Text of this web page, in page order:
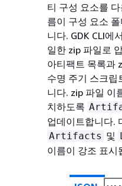
티 구성 요소를
름이 구성 요소
니다. GDK CLI에
일한 zip 파일로
아티팩트 목록과
수명 주기 스크립
니다. zip 파일 이
치하도록
업데이트합니다.
Artifacts 및
이름이 강조 표시